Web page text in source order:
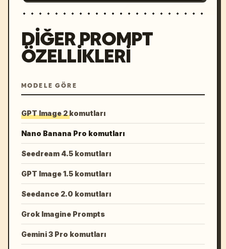
DIĞER PROMPT
ÖZELLIKLERI
MODELE GÖRE
GPT Image 2 komutları
Nano Banana Pro komutları
Seedream 4.5 komutları
GPT Image 1.5 komutları
Seedance 2.0 komutları
Grok Imagine Prompts
Gemini 3 Pro komutları